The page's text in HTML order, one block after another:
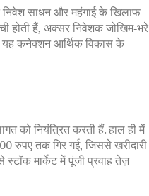
निवेश साधन और महंगाई के खिलाफ
होती हैं, अक्सर निवेशक जोखिम‑भरे
यह कनेक्शन आर्थिक विकास के
को नियंत्रित करती हैं. हाल ही में
रुपए तक गिर गई, जिससे खरीदारी
से स्टॉक मार्केट में पूंजी प्रवाह तेज़